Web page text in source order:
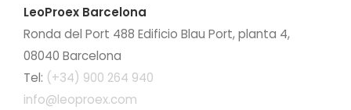
LeoProex Barcelona
Ronda del Port 488 Edificio Blau Port, planta 4,
08040 Barcelona
Tel: (+34) 900 264 940
info@leoproex.com